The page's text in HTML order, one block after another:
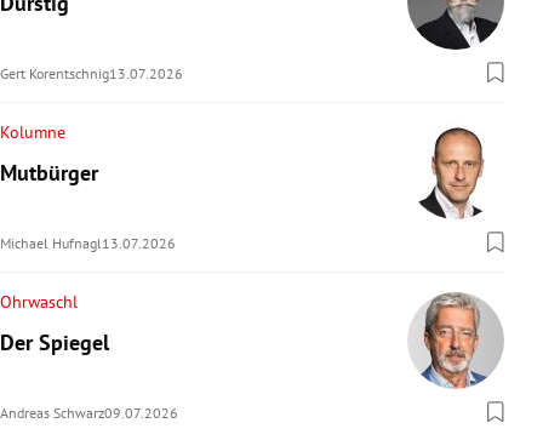
Gert Korentschnig13.07.2026
Kolumne
Mutbürger
Michael Hufnagl 13.07.2026
Ohrwaschl
Der Spiegel
Andreas Schwarz09.07.2026